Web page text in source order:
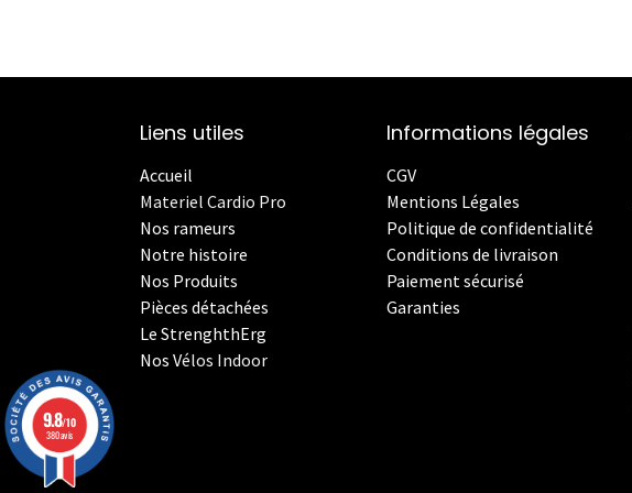
Liens utiles
Accueil
Materiel Cardio Pro
Nos rameurs
Notre histoire
Nos Produits
Pièces détachées
Le StrenghthErg
Nos Vélos Indoor
Informations légales
CGV
Mentions Légales
Politique de confidentialité
Conditions de livraison
Paiement sécurisé
Garanties
9.8/10
380 avis